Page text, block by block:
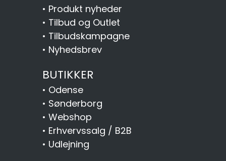
• Produkt nyheder
• Tilbud og Outlet
• Tilbudskampagne
• Nyhedsbrev
BUTIKKER
• Odense
• Sønderborg
• Webshop
• Erhvervssalg / B2B
• Udlejning